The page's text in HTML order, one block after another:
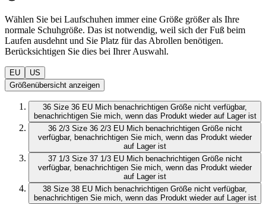
Wählen Sie bei Laufschuhen immer eine Größe größer als Ihre
normale Schuhgröße. Das ist notwendig, weil sich der Fuß beim
Laufen ausdehnt und Sie Platz für das Abrollen benötigen.
Berücksichtigen Sie dies bei Ihrer Auswahl.
EU
US
Größenübersicht anzeigen
36 Size 36 EU Mich benachrichtigen Größe nicht verfügbar,
benachrichtigen Sie mich, wenn das Produkt wieder auf Lager ist
36 2/3 Size 36 2/3 EU Mich benachrichtigen Größe nicht
verfügbar, benachrichtigen Sie mich, wenn das Produkt wieder
auf Lager ist
37 1/3 Size 37 1/3 EU Mich benachrichtigen Größe nicht
verfügbar, benachrichtigen Sie mich, wenn das Produkt wieder
auf Lager ist
38 Size 38 EU Mich benachrichtigen Größe nicht verfügbar,
benachrichtigen Sie mich, wenn das Produkt wieder auf Lager ist